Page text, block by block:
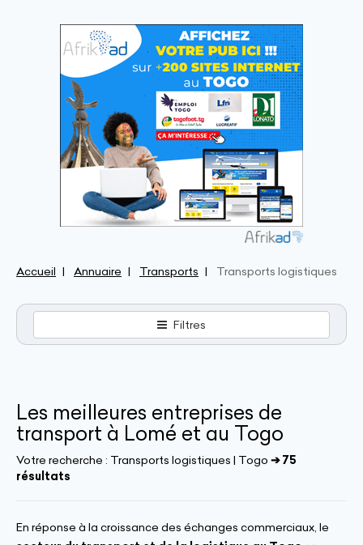
Accueil Annuaire Transports Transports logistiques
Filtres
Les meilleures entreprises de
transport à Lomé et au Togo
Votre recherche : Transports logistiques | Togo ➔ 75
résultats
En réponse à la croissance des échanges commerciaux, le